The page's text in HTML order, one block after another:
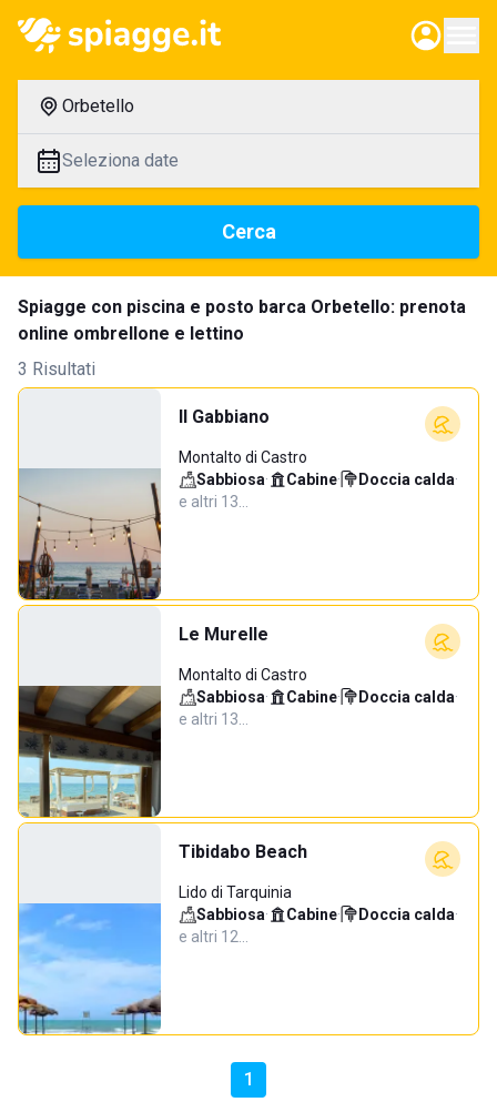
Orbetello
Seleziona date
Cerca
Spiagge con piscina e posto barca Orbetello: prenota
online ombrellone e lettino
3 Risultati
Il Gabbiano
Montalto di Castro
Sabbiosa· Cabine· Doccia calda·
e altri 13…
Le Murelle
Montalto di Castro
Sabbiosa· Cabine· Doccia calda·
e altri 13…
Tibidabo Beach
Lido di Tarquinia
Sabbiosa· Cabine· Doccia calda·
e altri 12…
1